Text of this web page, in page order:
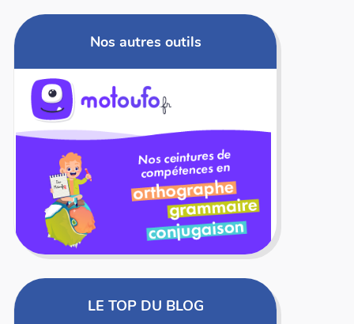
Nos autres outils
LE TOP DU BLOG